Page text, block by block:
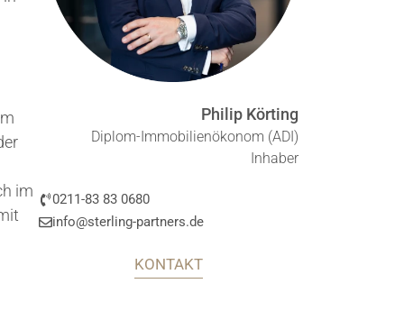
im
Philip Körting
Diplom-Immobilienökonom (ADI)
Inhaber
0211-83 83 0680
info@sterling-partners.de
KONTAKT